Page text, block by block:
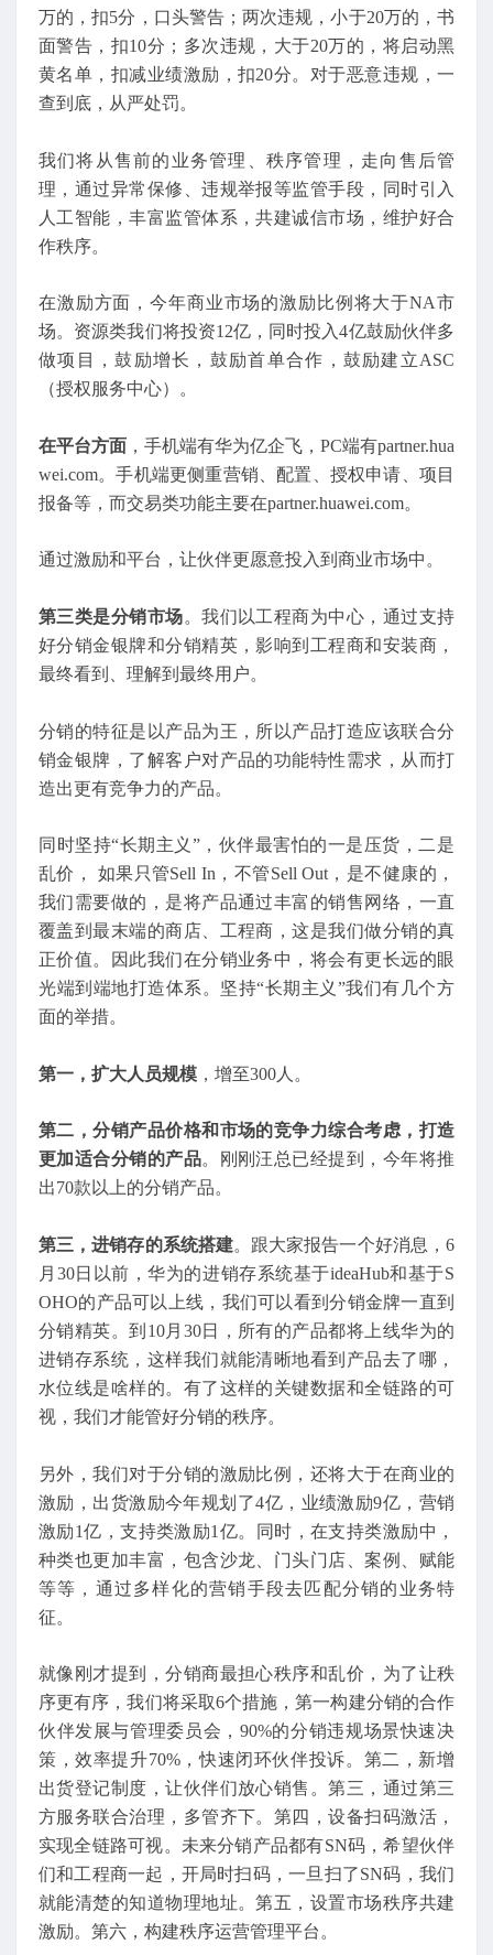
万的，扣5分，口头警告；两次违规，小于20万的，书
面警告，扣10分；多次违规，大于20万的，将启动黑
黄名单，扣减业绩激励，扣20分。对于恶意违规，一
查到底，从严处罚。
我们将从售前的业务管理、秩序管理，走向售后管
理，通过异常保修、违规举报等监管手段，同时引入
人工智能，丰富监管体系，共建诚信市场，维护好合
作秩序。
在激励方面，今年商业市场的激励比例将大于NA市
场。资源类我们将投资12亿，同时投入4亿鼓励伙伴多
做项目，鼓励增长，鼓励首单合作，鼓励建立ASC
（授权服务中心）。
在平台方面 ，手机端有华为亿企飞，PC端有partner.hua
wei.com。手机端更侧重营销、配置、授权申请、项目
报备等，而交易类功能主要在partner.huawei.com。
通过激励和平台，让伙伴更愿意投入到商业市场中。
第三类是分销市场。我们以工程商为中心，通过支持
好分销金银牌和分销精英，影响到工程商和安装商，
最终看到、理解到最终用户。
分销的特征是以产品为王，所以产品打造应该联合分
销金银牌，了解客户对产品的功能特性需求，从而打
造出更有竞争力的产品。
同时坚持“长期主义”，伙伴最害怕的一是压货，二是
乱价， 如果只管Sell In，不管Sell Out，是不健康的，
我们需要做的，是将产品通过丰富的销售网络，一直
覆盖到最末端的商店、工程商，这是我们做分销的真
正价值。因此我们在分销业务中，将会有更长远的眼
光端到端地打造体系。坚持“长期主义”我们有几个方
面的举措。
第一，扩大人员规模 ，增至300人。
第二，分销产品价格和市场的竞争力综合考虑，打造
更加适合分销的产品。刚刚汪总已经提到，今年将推
出70款以上的分销产品。
第三，进销存的系统搭建。跟大家报告一个好消息，6
月30日以前，华为的进销存系统基于ideaHub和基于S
OHO的产品可以上线，我们可以看到分销金牌一直到
分销精英。到10月30日，所有的产品都将上线华为的
进销存系统，这样我们就能清晰地看到产品去了哪，
水位线是啥样的。有了这样的关键数据和全链路的可
视，我们才能管好分销的秩序。
另外，我们对于分销的激励比例，还将大于在商业的
激励，出货激励今年规划了4亿，业绩激励9亿，营销
激励1亿，支持类激励1亿。同时，在支持类激励中，
种类也更加丰富，包含沙龙、门头门店、案例、赋能
等等，通过多样化的营销手段去匹配分销的业务特
征。
就像刚才提到，分销商最担心秩序和乱价，为了让秩
序更有序，我们将采取6个措施，第一构建分销的合作
伙伴发展与管理委员会，90%的分销违规场景快速决
策，效率提升70%，快速闭环伙伴投诉。第二，新增
出货登记制度，让伙伴们放心销售。第三，通过第三
方服务联合治理，多管齐下。第四，设备扫码激活，
实现全链路可视。未来分销产品都有SN码，希望伙伴
们和工程商一起，开局时扫码，一旦扫了SN码，我们
就能清楚的知道物理地址。第五，设置市场秩序共建
激励。第六，构建秩序运营管理平台。